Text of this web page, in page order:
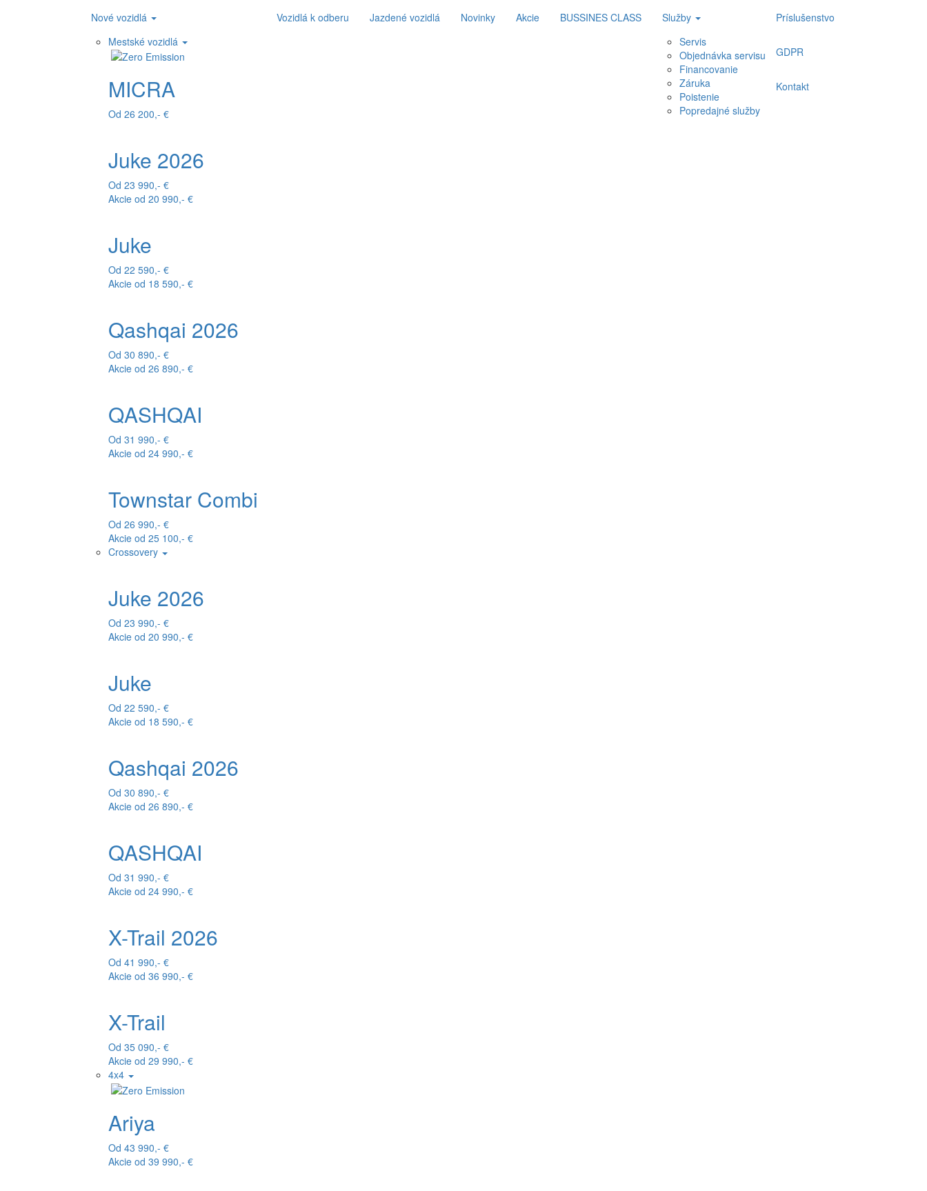
Nové vozidlá
Mestské vozidlá
MICRA
Od 26 200,- €
Juke 2026
Od 23 990,- €
Akcie od 20 990,- €
Juke
Od 22 590,- €
Akcie od 18 590,- €
Qashqai 2026
Od 30 890,- €
Akcie od 26 890,- €
QASHQAI
Od 31 990,- €
Akcie od 24 990,- €
Townstar Combi
Od 26 990,- €
Akcie od 25 100,- €
Crossovery
Juke 2026
Od 23 990,- €
Akcie od 20 990,- €
Juke
Od 22 590,- €
Akcie od 18 590,- €
Qashqai 2026
Od 30 890,- €
Akcie od 26 890,- €
QASHQAI
Od 31 990,- €
Akcie od 24 990,- €
X-Trail 2026
Od 41 990,- €
Akcie od 36 990,- €
X-Trail
Od 35 090,- €
Akcie od 29 990,- €
4x4
Ariya
Od 43 990,- €
Akcie od 39 990,- €
Vozidlá k odberu Jazdené vozidlá Novinky Akcie BUSSINES CLASS
Služby
Servis
Objednávka servisu
Financovanie
Záruka
Poistenie
Popredajné služby
Príslušenstvo
GDPR
Kontakt